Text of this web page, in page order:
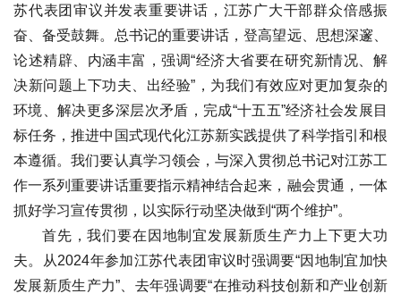
苏代表团审议并发表重要讲话，江苏广大干部群众倍感振
奋、备受鼓舞。总书记的重要讲话，登高望远、思想深邃、
论述精辟、内涵丰富，强调“经济大省要在研究新情况、解
决新问题上下功夫、出经验”，为我们有效应对更加复杂的
环境、解决更多深层次矛盾，完成“十五五”经济社会发展目
标任务，推进中国式现代化江苏新实践提供了科学指引和根
本遵循。我们要认真学习领会，与深入贯彻总书记对江苏工
作一系列重要讲话重要指示精神结合起来，融会贯通，一体
抓好学习宣传贯彻，以实际行动坚决做到“两个维护”。
首先，我们要在因地制宜发展新质生产力上下更大功
夫。从2024年参加江苏代表团审议时强调要“因地制宜加快
发展新质生产力”、去年强调要“在推动科技创新和产业创新